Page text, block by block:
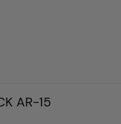
AR-15